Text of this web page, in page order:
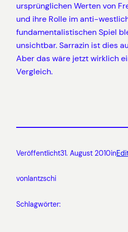
ursprünglichen Werten von
und ihre Rolle im anti-
fundamentalistischen Spiel
unsichtbar. Sarrazin ist dies
Aber das wäre jetzt wirklich
Vergleich.
Veröffentlicht31. August 2010in
vonlantzschi
Schlagwörter: